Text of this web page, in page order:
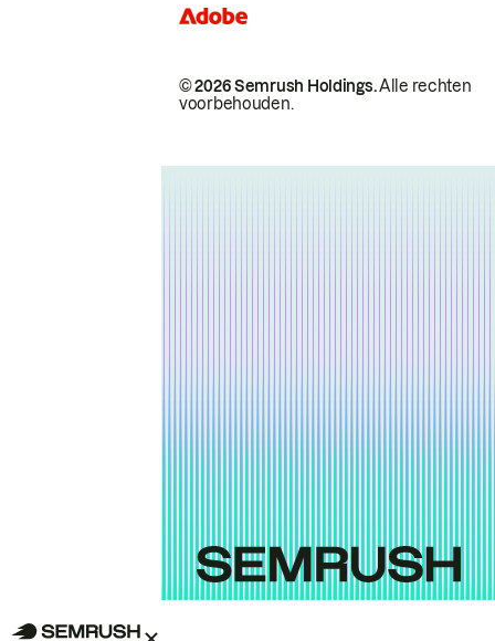
© 2026 Semrush Holdings.Alle rechten
voorbehouden.